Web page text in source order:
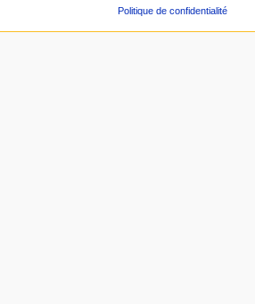
Politique de confidentialité